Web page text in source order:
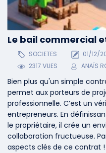
Le bail commercial
SOCIETES 01/12/
2317 VUES
ANAÏS
Bien plus qu'un simple
permet aux porteurs de
professionnelle. C’est un
entrepreneurs. En
le propriétaire, il crée un
collaboration fructueuse.
aspects clés de ce contrat !